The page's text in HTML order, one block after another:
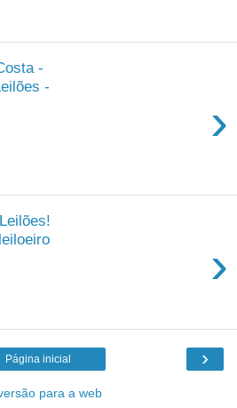
-
-
›
›
›
Página inicial
para a web